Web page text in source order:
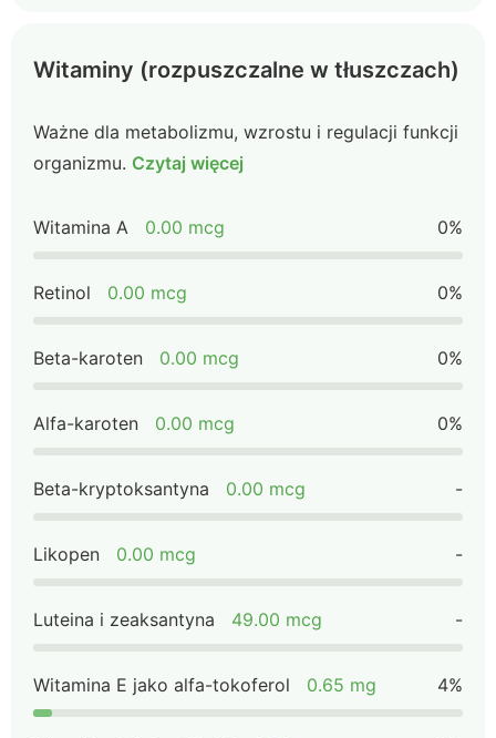
Witaminy (rozpuszczalne w tłuszczach)
Ważne dla metabolizmu, wzrostu i regulacji funkcji
organizmu. Czytaj więcej
Witamina A 0.00 mcg 0%
Retinol 0.00 mcg 0%
Beta-karoten 0.00 mcg 0%
Alfa-karoten 0.00 mcg 0%
Beta-kryptoksantyna 0.00 mcg -
Likopen 0.00 mcg -
Luteina i zeaksantyna 49.00 mcg -
Witamina E jako alfa-tokoferol 0.65 mg 4%